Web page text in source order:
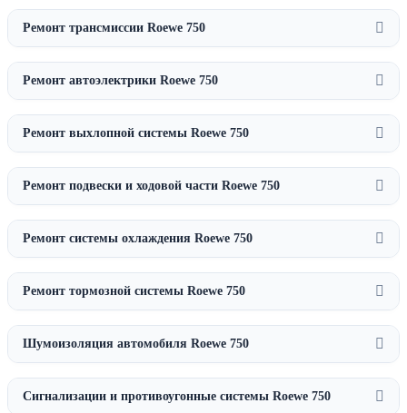
Ремонт трансмиссии Roewe 750
Ремонт автоэлектрики Roewe 750
Ремонт выхлопной системы Roewe 750
Ремонт подвески и ходовой части Roewe 750
Ремонт системы охлаждения Roewe 750
Ремонт тормозной системы Roewe 750
Шумоизоляция автомобиля Roewe 750
Сигнализации и противоугонные системы Roewe 750